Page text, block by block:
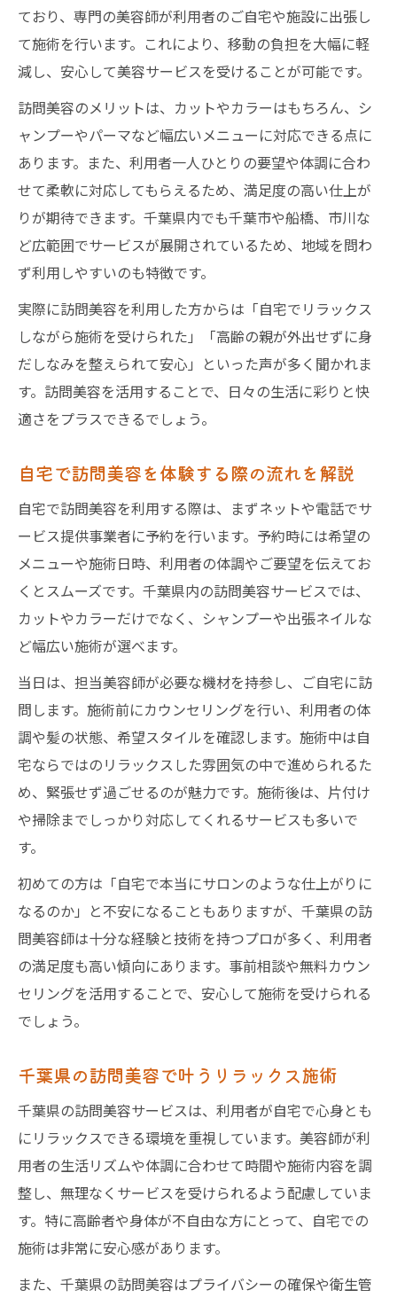
ており、専門の美容師が利用者のご自宅や施設に出張し
て施術を行います。これにより、移動の負担を大幅に軽
減し、安心して美容サービスを受けることが可能です。
訪問美容のメリットは、カットやカラーはもちろん、シ
ャンプーやパーマなど幅広いメニューに対応できる点に
あります。また、利用者一人ひとりの要望や体調に合わ
せて柔軟に対応してもらえるため、満足度の高い仕上が
りが期待できます。千葉県内でも千葉市や船橋、市川な
ど広範囲でサービスが展開されているため、地域を問わ
ず利用しやすいのも特徴です。
実際に訪問美容を利用した方からは「自宅でリラックス
しながら施術を受けられた」「高齢の親が外出せずに身
だしなみを整えられて安心」といった声が多く聞かれま
す。訪問美容を活用することで、日々の生活に彩りと快
適さをプラスできるでしょう。
自宅で訪問美容を体験する際の流れを解説
自宅で訪問美容を利用する際は、まずネットや電話でサ
ービス提供事業者に予約を行います。予約時には希望の
メニューや施術日時、利用者の体調やご要望を伝えてお
くとスムーズです。千葉県内の訪問美容サービスでは、
カットやカラーだけでなく、シャンプーや出張ネイルな
ど幅広い施術が選べます。
当日は、担当美容師が必要な機材を持参し、ご自宅に訪
問します。施術前にカウンセリングを行い、利用者の体
調や髪の状態、希望スタイルを確認します。施術中は自
宅ならではのリラックスした雰囲気の中で進められるた
め、緊張せず過ごせるのが魅力です。施術後は、片付け
や掃除までしっかり対応してくれるサービスも多いで
す。
初めての方は「自宅で本当にサロンのような仕上がりに
なるのか」と不安になることもありますが、千葉県の訪
問美容師は十分な経験と技術を持つプロが多く、利用者
の満足度も高い傾向にあります。事前相談や無料カウン
セリングを活用することで、安心して施術を受けられる
でしょう。
千葉県の訪問美容で叶うリラックス施術
千葉県の訪問美容サービスは、利用者が自宅で心身とも
にリラックスできる環境を重視しています。美容師が利
用者の生活リズムや体調に合わせて時間や施術内容を調
整し、無理なくサービスを受けられるよう配慮していま
す。特に高齢者や身体が不自由な方にとって、自宅での
施術は非常に安心感があります。
また、千葉県の訪問美容はプライバシーの確保や衛生管